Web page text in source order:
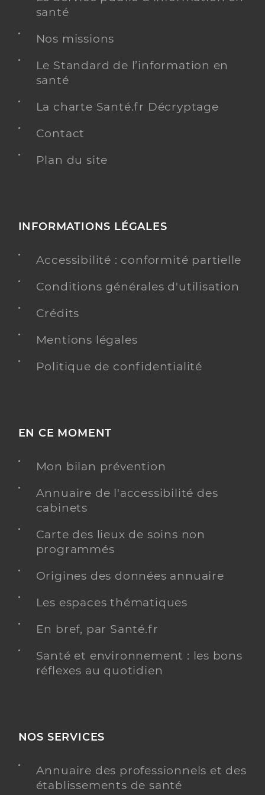
santé
Nos missions
Le Standard de l’information en
santé
La charte Santé.fr Décryptage
Contact
Plan du site
INFORMATIONS LÉGALES
Accessibilité : conformité partielle
Conditions générales d'utilisation
Crédits
Mentions légales
Politique de confidentialité
EN CE MOMENT
Mon bilan prévention
Annuaire de l'accessibilité des
cabinets
Carte des lieux de soins non
programmés
Origines des données annuaire
Les espaces thématiques
En bref, par Santé.fr
Santé et environnement : les bons
réflexes au quotidien
NOS SERVICES
Annuaire des professionnels et des
établissements de santé